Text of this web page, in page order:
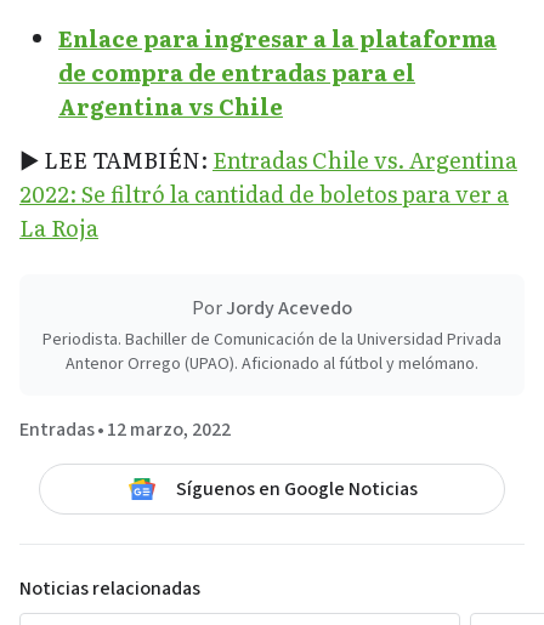
Enlace para ingresar a la plataforma
de compra de entradas para el
Argentina vs Chile
► LEE TAMBIÉN: Entradas Chile vs. Argentina
2022: Se filtró la cantidad de boletos para ver a
La Roja
PorJordy Acevedo
Periodista. Bachiller de Comunicación de la Universidad Privada
Antenor Orrego (UPAO). Aficionado al fútbol y melómano.
Entradas•12 marzo, 2022
Síguenos en Google Noticias
Noticias relacionadas